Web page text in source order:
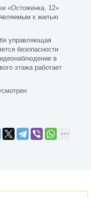
«Остоженка, 12»
к жилью
управляющая
безопасности
в
этажа работает